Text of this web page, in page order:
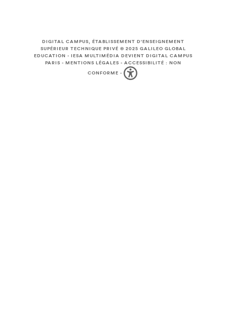
DIGITAL CAMPUS, ÉTABLISSEMENT D'ENSEIGNEMENT
SUPÉRIEUR TECHNIQUE PRIVÉ © 2025GALILEO GLOBAL
EDUCATION -IESA MULTIMÉDIA DEVIENT DIGITAL CAMPUS
PARIS -MENTIONS LÉGALES -ACCESSIBILITÉ : NON
CONFORME -